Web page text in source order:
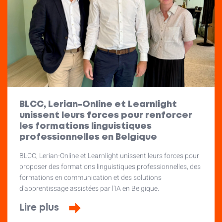
BLCC, Lerian-Online et Learnlight
unissent leurs forces pour renforcer
les formations linguistiques
professionnelles en Belgique
BLCC, Lerian-Online et Learnlight unissent leurs forces pour
proposer des formations linguistiques professionnelles, des
formations en communication et des solutions
d'apprentissage assistées par l'IA en Belgique.
Lire plus